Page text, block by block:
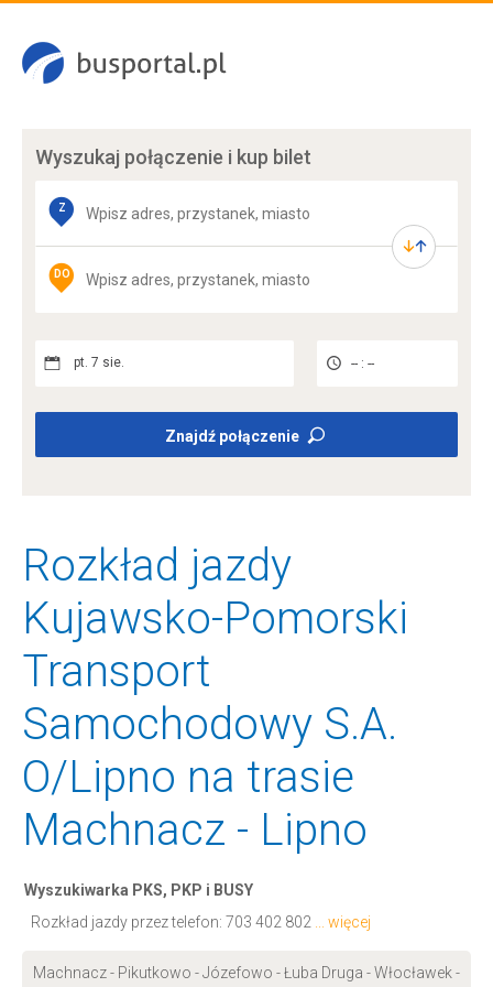
Wyszukaj połączenie i kup bilet
Z
DO
pt. 7 sie. -- : --
Znajdź połączenie
Rozkład jazdy
Kujawsko-Pomorski
Transport
Samochodowy S.A.
O/Lipno na trasie
Machnacz - Lipno
Wyszukiwarka PKS, PKP i BUSY
Rozkład jazdy przez telefon: 703 402 802 ... więcej
Machnacz - Pikutkowo - Józefowo - Łuba Druga - Włocławek -